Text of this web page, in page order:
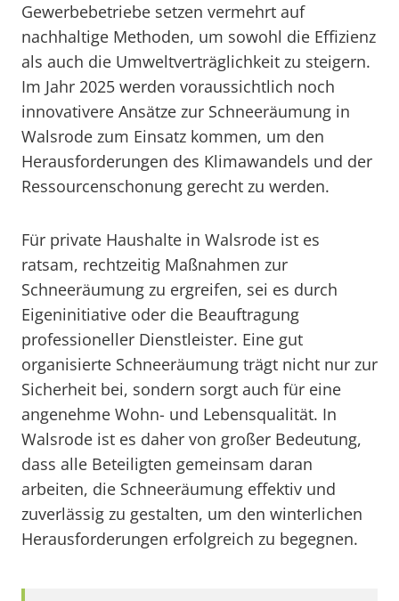
Gewerbebetriebe setzen vermehrt auf
nachhaltige Methoden, um sowohl die Effizienz
als auch die Umweltverträglichkeit zu steigern.
Im Jahr 2025 werden voraussichtlich noch
innovativere Ansätze zur Schneeräumung in
Walsrode zum Einsatz kommen, um den
Herausforderungen des Klimawandels und der
Ressourcenschonung gerecht zu werden.
Für private Haushalte in Walsrode ist es
ratsam, rechtzeitig Maßnahmen zur
Schneeräumung zu ergreifen, sei es durch
Eigeninitiative oder die Beauftragung
professioneller Dienstleister. Eine gut
organisierte Schneeräumung trägt nicht nur zur
Sicherheit bei, sondern sorgt auch für eine
angenehme Wohn- und Lebensqualität. In
Walsrode ist es daher von großer Bedeutung,
dass alle Beteiligten gemeinsam daran
arbeiten, die Schneeräumung effektiv und
zuverlässig zu gestalten, um den winterlichen
Herausforderungen erfolgreich zu begegnen.